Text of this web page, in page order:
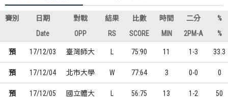
賽別 日期 對戰 結果 比數 時間 二分
%
Date
OPP RS SCORE MIN 2PM-A %
預 17/12/03 臺灣師大 75:90 11 1-3 33.3
預 17/12/04 北市大學 W 77:64 3 0-0 0
預 17/12/05 國立體大 56:75 13 1-2 50